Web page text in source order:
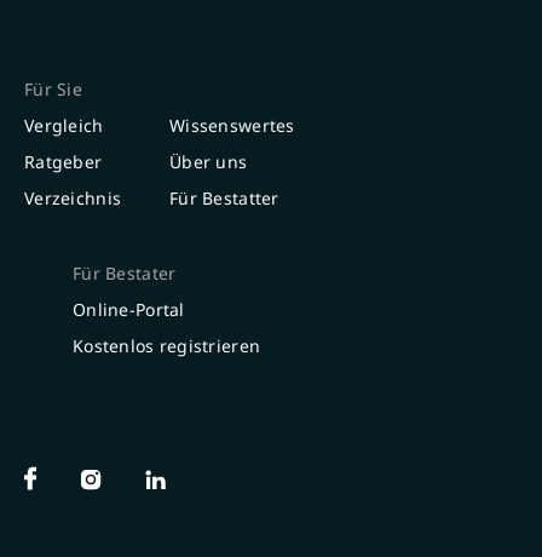
Für Sie
Vergleich
Ratgeber
Verzeichnis
Wissenswertes
Über uns
Für Bestatter
Für Bestater
Online-Portal
Kostenlos registrieren